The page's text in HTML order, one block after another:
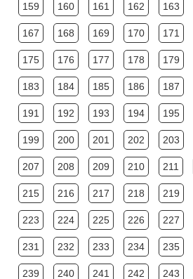
159 160 161 162 163
167 168 169 170 171
175 176 177 178 179
183 184 185 186 187
191 192 193 194 195
199 200 201 202 203
207 208 209 210 211
215 216 217 218 219
223 224 225 226 227
231 232 233 234 235
239 240 241 242 243